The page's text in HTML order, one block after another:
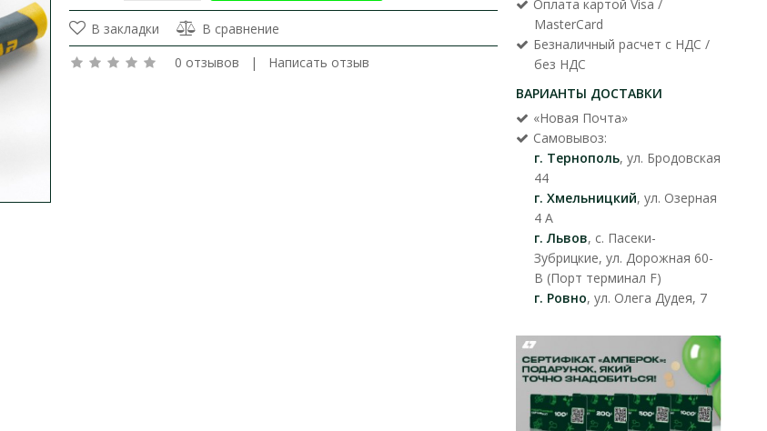
В закладки
В сравнение
0 отзывов | Написать отзыв
Оплата картой Visa /
MasterCard
Безналичный расчет с НДС /
без НДС
ВАРИАНТЫ ДОСТАВКИ
«Новая Почта»
Самовывоз:
г. Тернополь, ул. Бродовская
44
г. Хмельницкий, ул. Озерная
4 А
г. Львов, с. Пасеки-
Зубрицкие, ул. Дорожная 60-
В (Порт терминал F)
г. Ровно, ул. Олега Дудея, 7